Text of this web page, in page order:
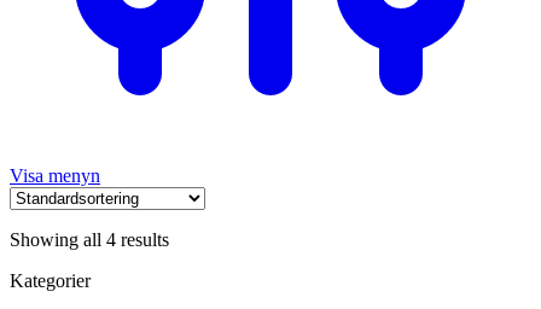
Visa menyn
Showing all 4 results
Kategorier